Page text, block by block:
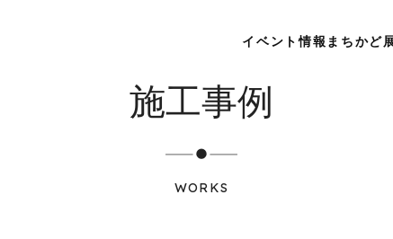
イベント情報 まちかど
施工事例
WORKS